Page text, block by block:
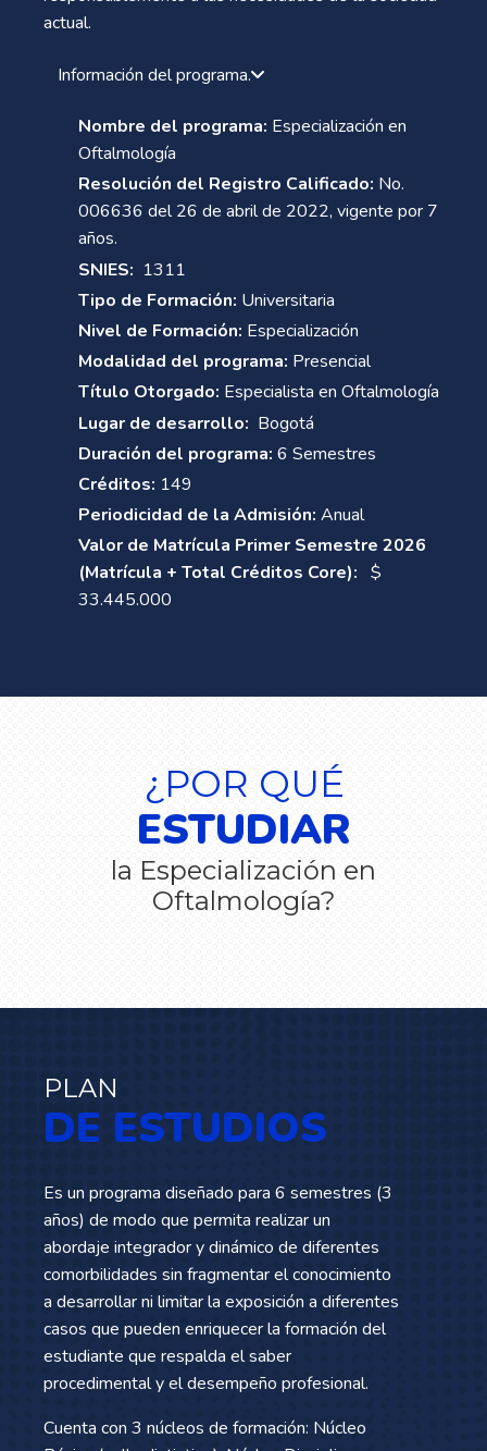
actual.
Información del programa.
Nombre del programa: Especialización en
Oftalmología
Resolución del Registro Calificado: No.
006636 del 26 de abril de 2022, vigente por 7
años.
SNIES: 1311
Tipo de Formación: Universitaria
Nivel de Formación: Especialización
Modalidad del programa: Presencial
Título Otorgado: Especialista en Oftalmología
Lugar de desarrollo: Bogotá
Duración del programa: 6 Semestres
Créditos: 149
Periodicidad de la Admisión: Anual
Valor de Matrícula Primer Semestre 2026
(Matrícula + Total Créditos Core): $
33.445.000
¿POR QUÉ
ESTUDIAR
la Especialización en
Oftalmología?
PLAN
DE ESTUDIOS
Es un programa diseñado para 6 semestres (3
años) de modo que permita realizar un
abordaje integrador y dinámico de diferentes
comorbilidades sin fragmentar el conocimiento
a desarrollar ni limitar la exposición a diferentes
casos que pueden enriquecer la formación del
estudiante que respalda el saber
procedimental y el desempeño profesional.
Cuenta con 3 núcleos de formación: Núcleo